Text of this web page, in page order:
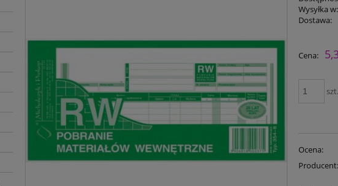
Wysyłka w:
Dostawa:
Cena:
Ocena: